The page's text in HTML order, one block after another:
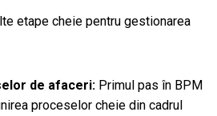
etape cheie pentru gestionarea
de afaceri:Primul pas în BPM
proceselor cheie din cadrul